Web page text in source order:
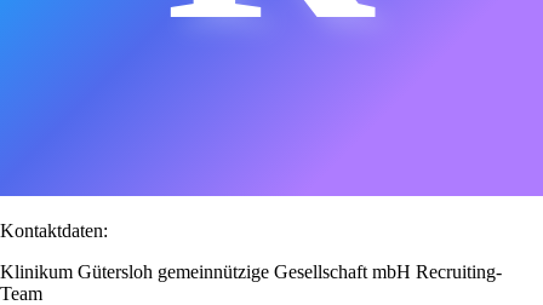
Kontaktdaten:
Klinikum Gütersloh gemeinnützige Gesellschaft mbH Recruiting-
Team